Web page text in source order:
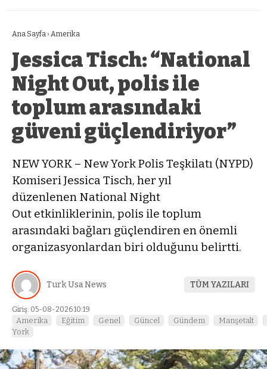
Ana Sayfa › Amerika
Jessica Tisch: “National
Night Out, polis ile
toplum arasındaki
güveni güçlendiriyor”
NEW YORK – New York Polis Teşkilatı (NYPD)
Komiseri Jessica Tisch, her yıl
düzenlenen National Night
Out etkinliklerinin, polis ile toplum
arasındaki bağları güçlendiren en önemli
organizasyonlardan biri olduğunu belirtti.
Turk Usa News TÜM YAZILARI
Giriş: 05-08-2026 10:19
Amerika Eğitim Genel Güncel Gündem
Manşetalt
York